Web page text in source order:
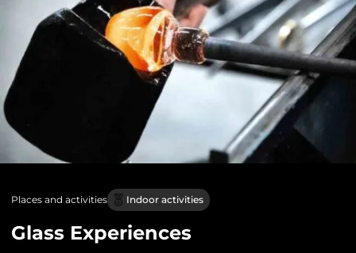
Places and activities Indoor activities
Glass Experiences